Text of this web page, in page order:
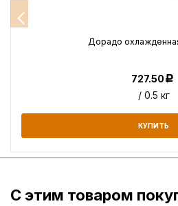
Дорадо
727.50Р
/ 0.5 кг
КУПИТЬ
С этим товаром